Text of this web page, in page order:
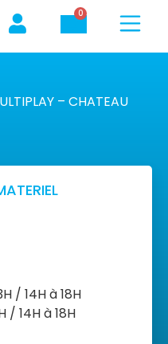
0
– CHATEAU
/ 14H à 18H
/ 14H à 18H